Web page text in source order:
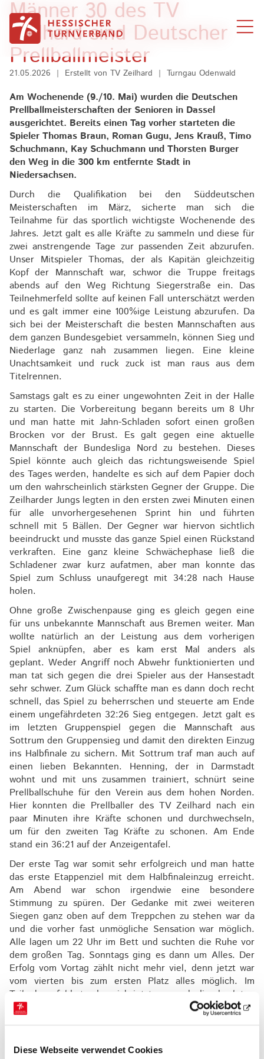
Diese Webseite verwendet Cookies
Zum Inhalt springen
Männer 30 des TV
Zeilhard sind Deutscher
Prellballmeister
21.05.2026 | Erstellt von TV Zeilhard | Turngau Odenwald
Am Wochenende (9./10. Mai) wurden die Deutschen
Prellballmeisterschaften der Senioren in Dassel
ausgerichtet. Bereits einen Tag vorher starteten die
Spieler Thomas Braun, Roman Gugu, Jens Krauß, Timo
Schuchmann, Kay Schuchmann und Thorsten Burger
den Weg in die 300 km entfernte Stadt in
Niedersachsen.
Durch die Qualifikation bei den Süddeutschen
Meisterschaften im März, sicherte man sich die
Teilnahme für das sportlich wichtigste Wochenende des
Jahres. Jetzt galt es alle Kräfte zu sammeln und diese für
zwei anstrengende Tage zur passenden Zeit abzurufen.
Unser Mitspieler Thomas, der als Kapitän gleichzeitig
Kopf der Mannschaft war, schwor die Truppe freitags
abends auf den Weg Richtung Siegerstraße ein. Das
Teilnehmerfeld sollte auf keinen Fall unterschätzt werden
und es galt immer eine 100%ige Leistung abzurufen. Da
sich bei der Meisterschaft die besten Mannschaften aus
dem ganzen Bundesgebiet versammeln, können Sieg und
Niederlage ganz nah zusammen liegen. Eine kleine
Unachtsamkeit und ruck zuck ist man raus aus dem
Titelrennen.
Samstags galt es zu einer ungewohnten Zeit in der Halle
zu starten. Die Vorbereitung begann bereits um 8 Uhr
und man hatte mit Jahn-Schladen sofort einen großen
Brocken vor der Brust. Es galt gegen eine aktuelle
Mannschaft der Bundesliga Nord zu bestehen. Dieses
Spiel könnte auch gleich das richtungsweisende Spiel
des Tages werden, handelte es sich auf dem Papier doch
um den wahrscheinlich stärksten Gegner der Gruppe. Die
Zeilharder Jungs legten in den ersten zwei Minuten einen
für alle unvorhergesehenen Sprint hin und führten
schnell mit 5 Bällen. Der Gegner war hiervon sichtlich
beeindruckt und musste das ganze Spiel einen Rückstand
verkraften. Eine ganz kleine Schwächephase ließ die
Schladener zwar kurz aufatmen, aber man konnte das
Spiel zum Schluss unaufgeregt mit 34:28 nach Hause
holen.
Ohne große Zwischenpause ging es gleich gegen eine
für uns unbekannte Mannschaft aus Bremen weiter. Man
wollte natürlich an der Leistung aus dem vorherigen
Spiel anknüpfen, aber es kam erst Mal anders als
geplant. Weder Angriff noch Abwehr funktionierten und
man tat sich gegen die drei Spieler aus der Hansestadt
sehr schwer. Zum Glück schaffte man es dann doch recht
schnell, das Spiel zu beherrschen und steuerte am Ende
einem ungefährdeten 32:26 Sieg entgegen. Jetzt galt es
im letzten Gruppenspiel gegen die Mannschaft aus
Sottrum den Gruppensieg und damit den direkten Einzug
ins Halbfinale zu sichern. Mit Sottrum traf man auch auf
einen lieben Bekannten. Henning, der in Darmstadt
wohnt und mit uns zusammen trainiert, schnürt seine
Prellballschuhe für den Verein aus dem hohen Norden.
Hier konnten die Prellballer des TV Zeilhard nach ein
paar Minuten ihre Kräfte schonen und durchwechseln,
um für den zweiten Tag Kräfte zu schonen. Am Ende
stand ein 36:21 auf der Anzeigentafel.
Der erste Tag war somit sehr erfolgreich und man hatte
das erste Etappenziel mit dem Halbfinaleinzug erreicht.
Am Abend war schon irgendwie eine besondere
Stimmung zu spüren. Der Gedanke mit zwei weiteren
Siegen ganz oben auf dem Treppchen zu stehen war da
und die vorher fast unmögliche Sensation war möglich.
Alle lagen um 22 Uhr im Bett und suchten die Ruhe vor
dem großen Tag. Sonntags ging es dann um Alles. Der
Erfolg vom Vortag zählt nicht mehr viel, denn jetzt war
vom vierten bis zum ersten Platz alles möglich. Im
Teilnehmerfeld standen sich jetzt nur noch die absoluten
Spitzenmannschaften gegenüber. Im Halbfinale stand
man mit der Bundesligamannschaft des Ausrichters
ins Finale. Ein harter Kampf über 20 Minuten, in denen